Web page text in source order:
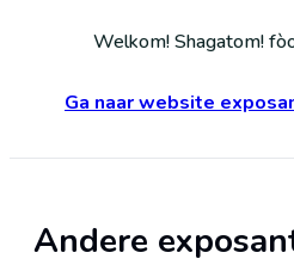
Welkom! Shagatom!
Ga naar website
Andere